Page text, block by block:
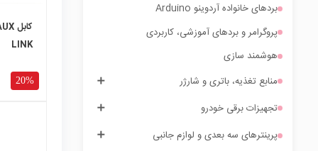
بردهای خانواده آردوینو Arduino
پروگرامر و بردهای آموزشی، کاربردی
هوشمند سازی
منابع تغذیه، باتری و شارژر
تجهیزات برقی خودرو
پرینترهای سه بعدی و لوازم جانبی
20%
LINK